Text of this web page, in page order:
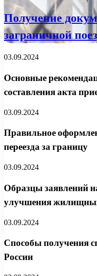
Получение
заграничной
03.09.2024
Основные
составления акта
03.09.2024
Правильное
переезда за границу
03.09.2024
Образцы заявлений
улучшения
03.09.2024
Способы получения
России